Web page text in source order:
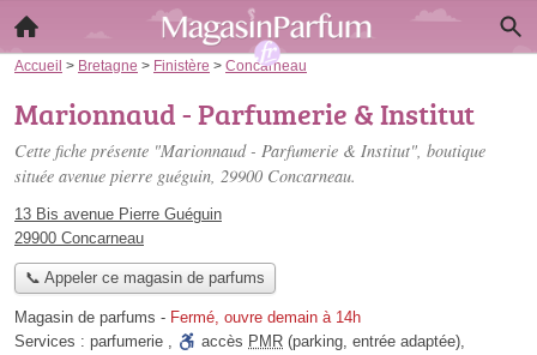
Accueil > Bretagne > Finistère > Concarneau
Marionnaud - Parfumerie & Institut
Cette fiche présente "Marionnaud - Parfumerie & Institut", boutique
située avenue pierre guéguin, 29900 Concarneau.
13 Bis avenue Pierre Guéguin
29900 Concarneau
📞 Appeler ce magasin de parfums
Magasin de parfums - Fermé, ouvre demain à 14h
Services : parfumerie , accès PMR (parking, entrée adaptée),